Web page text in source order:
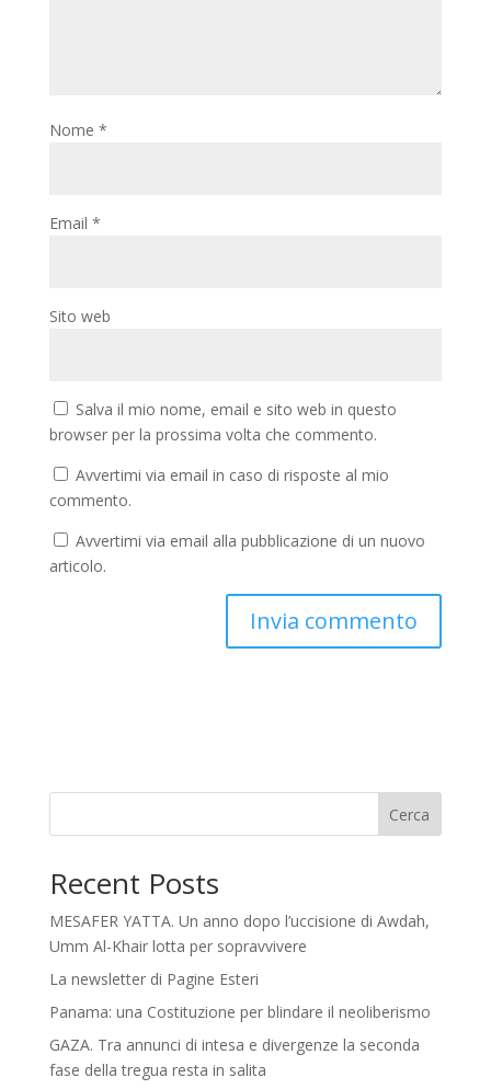
Nome *
Email *
Sito web
Salva il mio nome, email e sito web in questo
browser per la prossima volta che commento.
Avvertimi via email in caso di risposte al mio
commento.
Avvertimi via email alla pubblicazione di un nuovo
articolo.
Cerca
Recent Posts
MESAFER YATTA. Un anno dopo l’uccisione di Awdah,
Umm Al-Khair lotta per sopravvivere
La newsletter di Pagine Esteri
Panama: una Costituzione per blindare il neoliberismo
GAZA. Tra annunci di intesa e divergenze la seconda
fase della tregua resta in salita